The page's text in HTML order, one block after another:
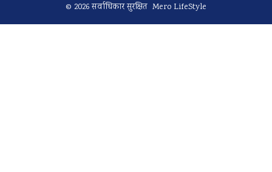
© 2026 सर्वाधिकार सुरक्षित Mero LifeStyle